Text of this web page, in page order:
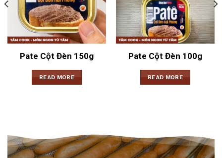
Pate Cột Đèn 150g
READ MORE
Pate Cột Đèn 100g
READ MORE